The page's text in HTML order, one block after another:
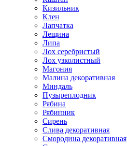
Кизильник
Клен
Лапчатка
Лещина
Липа
Лох серебристый
Лох узколистный
Магония
Малина декоративная
Миндаль
Пузыреплодник
Рябина
Рябинник
Сирень
Слива декоративная
Смородина декоративная